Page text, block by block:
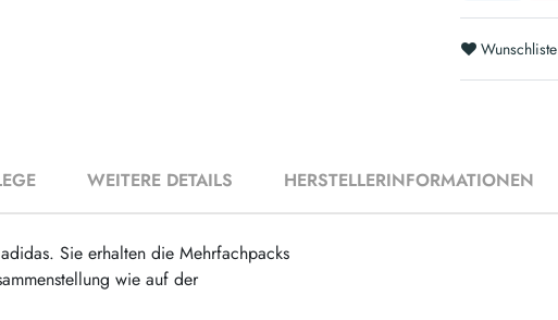
Wunschliste
WEITERE DETAILS HERSTELLERINFORMATIONEN
Sie erhalten die Mehrfachpacks
wie auf der